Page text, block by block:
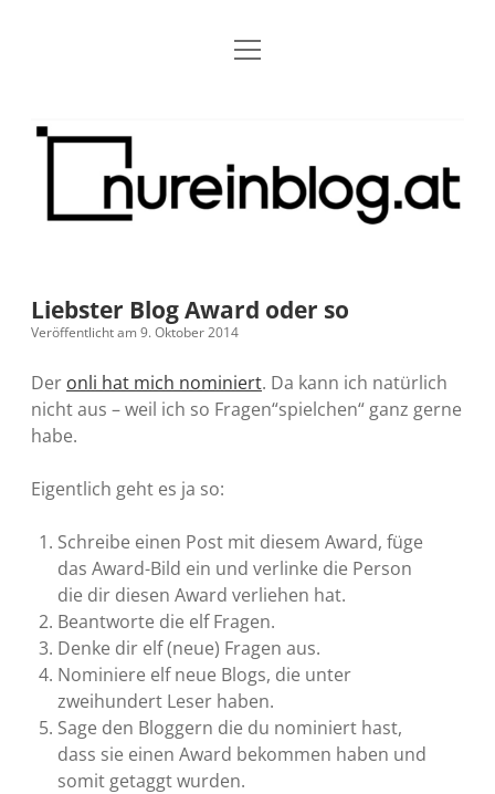
Blog
Archiv
Kontakt
Grundsätze Dropdown-
Kreativitätserklärung
Barrierefreiheit
Meine Fediverse Regeln
öffnen
barcamper.at – Die österreichische Barcamp Liste
Alleinr – Der Ruheraum im Web (externer Link)
S9y InfoCamp – Der Serendpity Podcast (externer
Impressum Dropdown-
Datenschutz
Microblog
Menü
Nur
Blog
Liebster Blog Award oder so
Veröffentlicht am 9. Oktober 2014
Der onli hat mich nominiert. Da kann ich natürlich
nicht aus – weil ich so Fragen“spielchen“ ganz gerne
habe.
Eigentlich geht es ja so:
Schreibe einen Post mit diesem Award, füge
das Award-Bild ein und verlinke die Person
die dir diesen Award verliehen hat.
Beantworte die elf Fragen.
Denke dir elf (neue) Fragen aus.
Nominiere elf neue Blogs, die unter
zweihundert Leser haben.
Sage den Bloggern die du nominiert hast,
dass sie einen Award bekommen haben und
somit getaggt wurden.